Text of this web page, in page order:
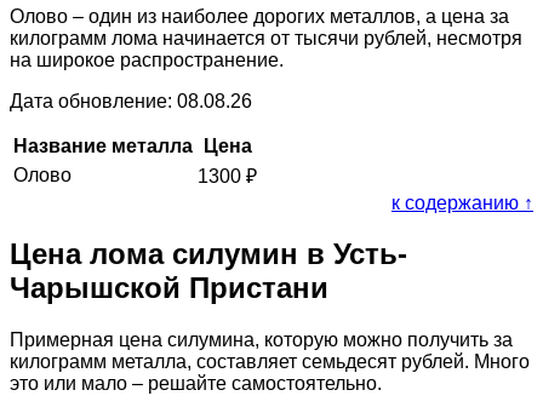
Олово – один из наиболее дорогих металлов, а цена за
килограмм лома начинается от тысячи рублей, несмотря
на широкое распространение.
Дата обновление: 08.08.26
Название металла
Цена
Олово
1300 ₽
к содержанию ↑
Цена лома силумин в Усть-
Чарышской Пристани
Примерная цена силумина, которую можно получить за
килограмм металла, составляет семьдесят рублей. Много
это или мало – решайте самостоятельно.